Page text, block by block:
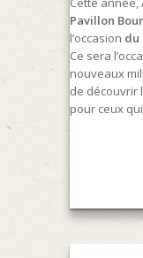
Pavillon
l’occasion du
Ce sera
nouveaux
de découvrir
pour ceux